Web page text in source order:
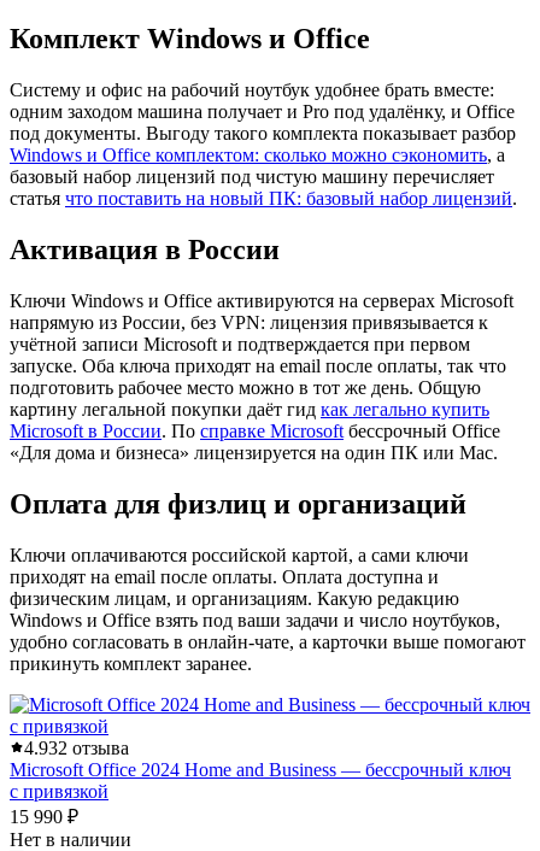
Комплект Windows и Office
Систему и офис на рабочий ноутбук удобнее брать вместе:
одним заходом машина получает и Pro под удалёнку, и Office
под документы. Выгоду такого комплекта показывает разбор
Windows и Office комплектом: сколько можно сэкономить, а
базовый набор лицензий под чистую машину перечисляет
статья что поставить на новый ПК: базовый набор лицензий.
Активация в России
Ключи Windows и Office активируются на серверах Microsoft
напрямую из России, без VPN: лицензия привязывается к
учётной записи Microsoft и подтверждается при первом
запуске. Оба ключа приходят на email после оплаты, так что
подготовить рабочее место можно в тот же день. Общую
картину легальной покупки даёт гид как легально купить
Microsoft в России. По справке Microsoft бессрочный Office
«Для дома и бизнеса» лицензируется на один ПК или Mac.
Оплата для физлиц и организаций
Ключи оплачиваются российской картой, а сами ключи
приходят на email после оплаты. Оплата доступна и
физическим лицам, и организациям. Какую редакцию
Windows и Office взять под ваши задачи и число ноутбуков,
удобно согласовать в онлайн-чате, а карточки выше помогают
прикинуть комплект заранее.
4.932 отзыва
Microsoft Office 2024 Home and Business — бессрочный ключ
с привязкой
15 990 ₽
Нет в наличии